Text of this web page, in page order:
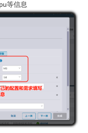
等信息